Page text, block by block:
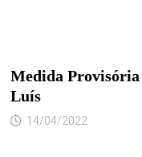
Medida Provisória
Luís
14/04/2022